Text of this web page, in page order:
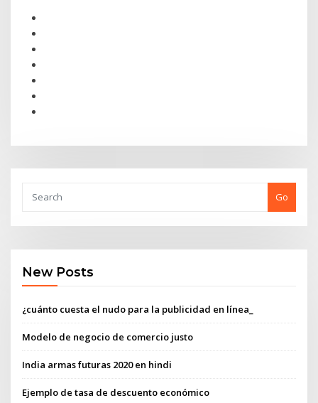
Go
New Posts
¿cuánto cuesta el nudo para la publicidad en línea_
Modelo de negocio de comercio justo
India armas futuras 2020 en hindi
Ejemplo de tasa de descuento económico